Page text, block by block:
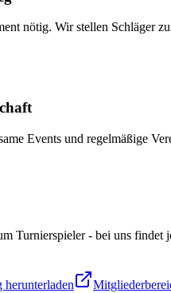
nötig. Wir stellen Schläger
Events und regelmäßige
Turnierspieler - bei uns findet